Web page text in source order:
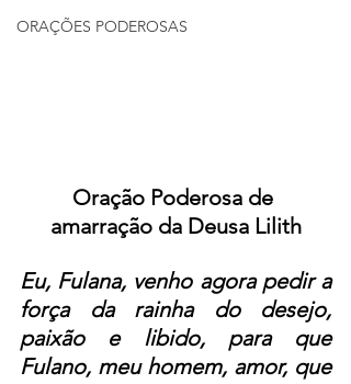
ORAÇÕES PODEROSAS
Oração Poderosa de
amarração da Deusa Lilith
Eu, Fulana, venho agora pedir a
força da rainha do desejo,
paixão e libido, para que
Fulano, meu homem, amor, que